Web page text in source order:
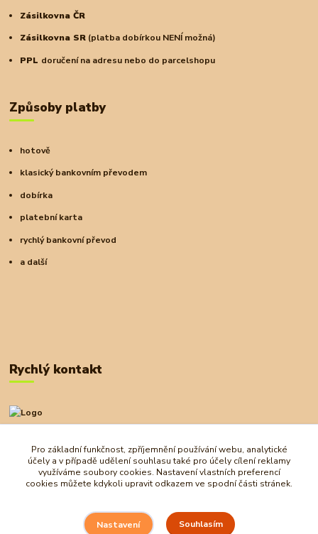
Zásilkovna ČR
Zásilkovna SR (platba dobírkou NENÍ možná)
PPL doručení na adresu nebo do parcelshopu
Způsoby platby
hotově
klasický bankovním převodem
dobírka
platební karta
rychlý bankovní převod
a další
Rychlý kontakt
+420 727 972 830
obchod@ostrovherahlavolamu.cz
Pro základní funkčnost, zpříjemnění používání webu, analytické
účely a v případě udělení souhlasu také pro účely cílení reklamy
využíváme soubory cookies. Nastavení vlastních preferencí
cookies můžete kdykoli upravit odkazem ve spodní části stránek.
Nastavení Souhlasím